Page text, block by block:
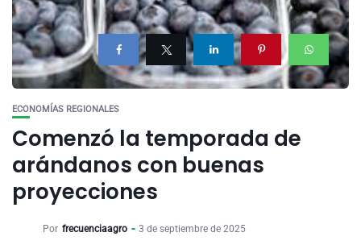
ECONOMÍAS REGIONALES
Comenzó la temporada de
arándanos con buenas
proyecciones
Por frecuenciaagro 3 de septiembre de 2025